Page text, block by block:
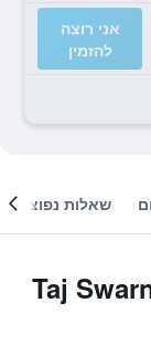
אני רוצה
להזמין
שאלות נפוצות